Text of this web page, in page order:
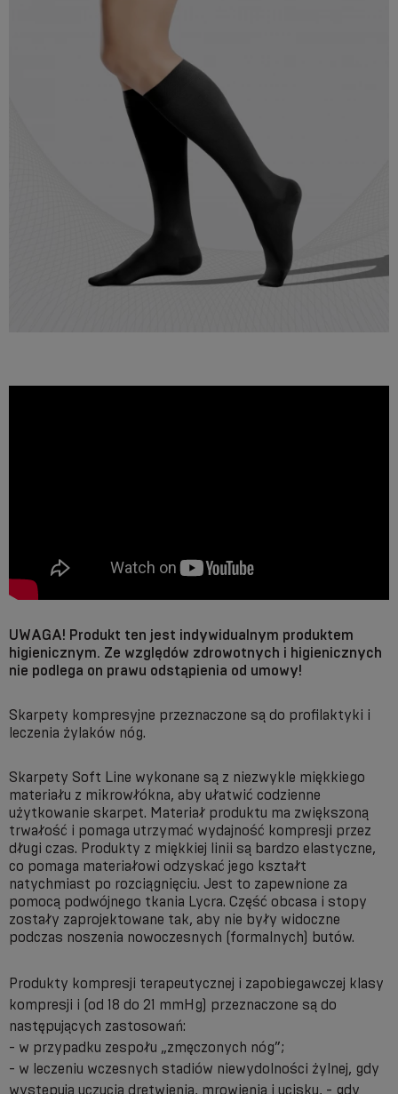
UWAGA! Produkt ten jest indywidualnym produktem
higienicznym. Ze względów zdrowotnych i higienicznych
nie podlega on prawu odstąpienia od umowy!
Skarpety kompresyjne przeznaczone są do profilaktyki i
leczenia żylaków nóg.
Skarpety Soft Line wykonane są z niezwykle miękkiego
materiału z mikrowłókna, aby ułatwić codzienne
użytkowanie skarpet. Materiał produktu ma zwiększoną
trwałość i pomaga utrzymać wydajność kompresji przez
długi czas. Produkty z miękkiej linii są bardzo elastyczne,
co pomaga materiałowi odzyskać jego kształt
natychmiast po rozciągnięciu. Jest to zapewnione za
pomocą podwójnego tkania Lycra. Część obcasa i stopy
zostały zaprojektowane tak, aby nie były widoczne
podczas noszenia nowoczesnych (formalnych) butów.
Produkty kompresji terapeutycznej i zapobiegawczej klasy
kompresji i (od 18 do 21 mmHg) przeznaczone są do
następujących zastosowań:
- w przypadku zespołu „zmęczonych nóg”;
- w leczeniu wczesnych stadiów niewydolności żylnej, gdy
występują uczucia drętwienia, mrowienia i ucisku, - gdy